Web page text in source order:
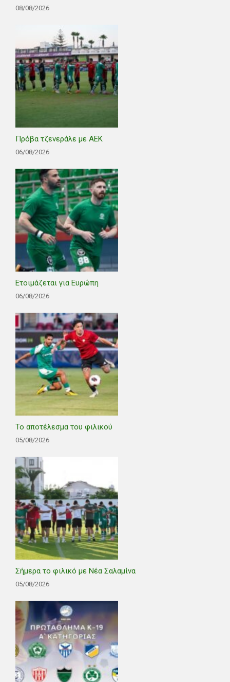
08/08/2026
Πρόβα τζενεράλε με ΑΕΚ
06/08/2026
Ετοιμάζεται για Ευρώπη
06/08/2026
Το αποτέλεσμα του φιλικού
05/08/2026
Σήμερα το φιλικό με Νέα Σαλαμίνα
05/08/2026